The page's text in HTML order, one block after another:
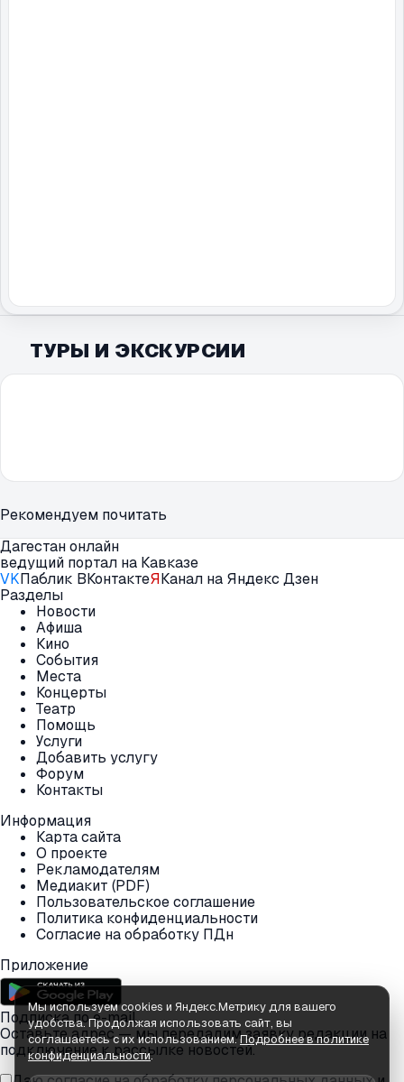
ТУРЫ И ЭКСКУРСИИ
Рекомендуем почитать
Дагестан онлайн
ведущий портал на Кавказе
VKПаблик ВКонтактеЯКанал на Яндекс Дзен
Разделы
Новости
Афиша
Кино
События
Места
Концерты
Театр
Помощь
Услуги
Добавить услугу
Форум
Контакты
Информация
Карта сайта
О проекте
Рекламодателям
Медиакит (PDF)
Пользовательское соглашение
Политика конфиденциальности
Согласие на обработку ПДн
Приложение
Подписка по e-mail
Оставьте адрес — мы передадим заявку редакции на
подключение к рассылке новостей.
Мы используем cookies и Яндекс.Метрику для вашего
удобства. Продолжая использовать сайт, вы
соглашаетесь с их использованием.Подробнее в политике
конфиденциальности.